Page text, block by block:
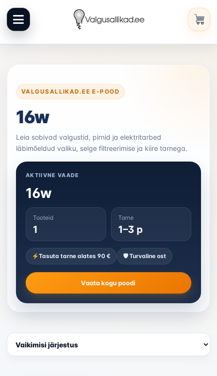
Liigu
sisuni
VALGUSALLIKAD.EE E-POOD
16w
Leia sobivad valgustid, pirnid ja elektritarbed
läbimõeldud valiku, selge filtreerimise ja kiire tarnega.
AKTIIVNE VAADE
16w
Tooteid
1
Tarne
1–3 p
Tasuta tarne alates 90 € 🛡 Turvaline ost
Vaata kogu poodi